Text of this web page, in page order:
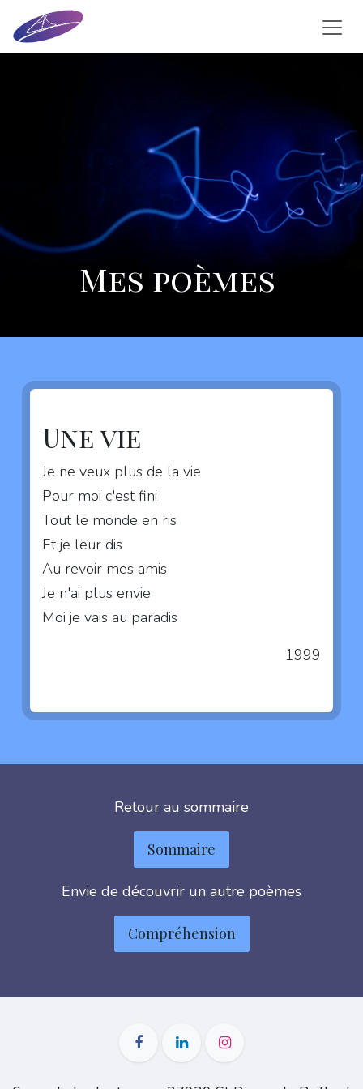
Se rendre au contenu
Mes poèmes
Une vie
Je ne veux plus de la vie
Pour moi c'est fini
Tout le monde en ris
Et je leur dis
Au revoir mes amis
Je n'ai plus envie
Moi je vais au paradis
1999
Retour au sommaire
Sommaire
Envie de découvrir un autre poèmes
Compréhension